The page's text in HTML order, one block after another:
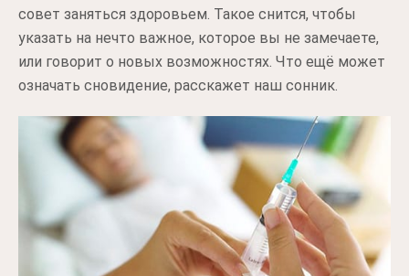
совет заняться здоровьем. Такое снится, чтобы
указать на нечто важное, которое вы не замечаете,
или говорит о новых возможностях. Что ещё может
означать сновидение, расскажет наш сонник.